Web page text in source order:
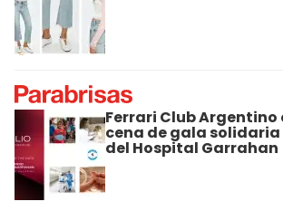
Ferrari Club
cena de gala
del Hospital Garrahan